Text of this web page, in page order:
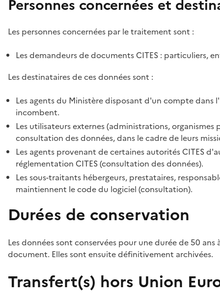
Personnes concernées et
Les personnes concernées par le traitement sont :
Les demandeurs de documents CITES : particuliers,
Les destinataires de ces données sont :
Les agents du Ministère disposant d'un compte
incombent.
Les utilisateurs externes (administrations,
consultation des données, dans le cadre de leurs
Les agents provenant de certaines autorités CITES
réglementation CITES (consultation des données).
Les sous-traitants hébergeurs, prestataires,
maintiennent le code du logiciel (consultation).
Durées de conservation
Les données sont conservées pour une durée de 50
document. Elles sont ensuite définitivement archivées.
Transfert(s) hors Union